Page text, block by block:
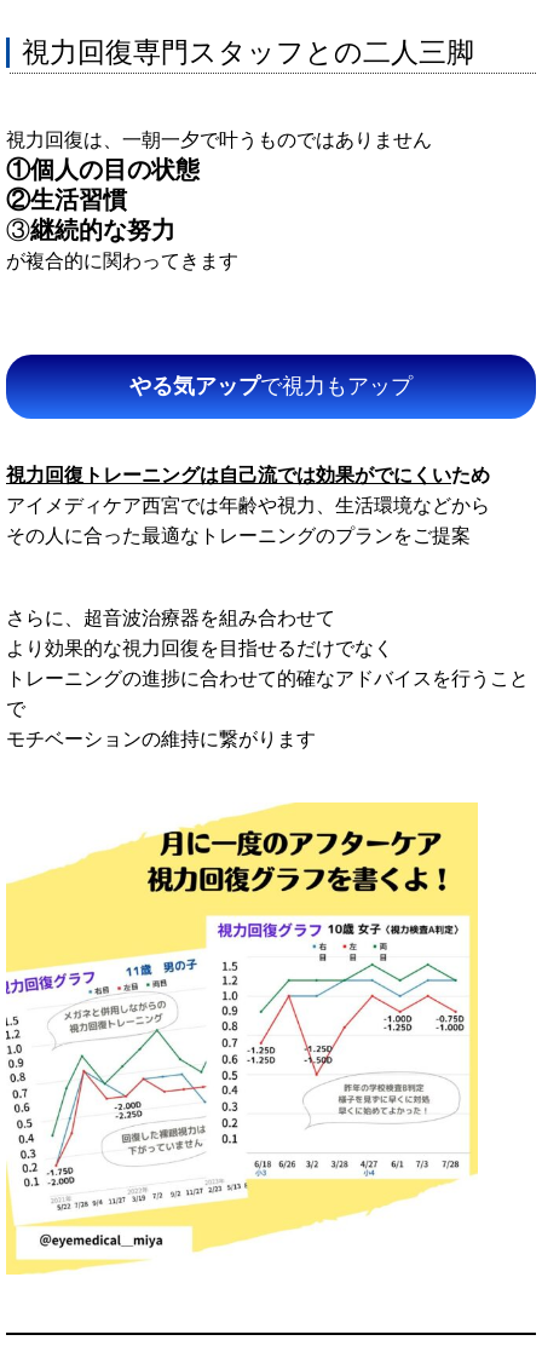
視力回復専門スタッフとの二人三脚
視力回復は、一朝一夕で叶うものではありません
①個人の目の状態
②生活習慣
③継続的な努力
が複合的に関わってきます
やる気アップで視力もアップ
視力回復トレーニングは自己流では効果がでにくいため
アイメディケア西宮では年齢や視力、生活環境などから
その人に合った最適なトレーニングのプランをご提案
さらに、超音波治療器を組み合わせて
より効果的な視力回復を目指せるだけでなく
トレーニングの進捗に合わせて的確なアドバイスを行うこと
で
モチベーションの維持に繋がります